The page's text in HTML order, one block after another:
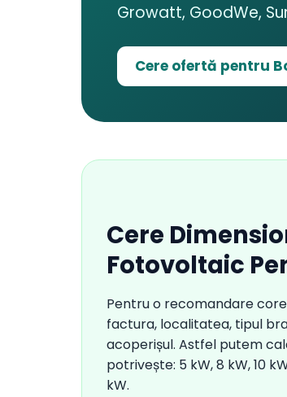
Growatt, GoodWe,
Cere ofertă pentru
Cere
Fotovoltaic
Pentru o recomandare
factura, localitatea, tipul
acoperișul. Astfel putem
potrivește: 5 kW, 8 kW, 10
kW.